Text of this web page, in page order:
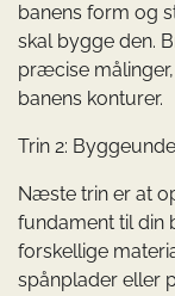
banens form og
skal bygge den.
præcise
banens konturer.
Trin 2:
Næste trin er at
fundament til din
forskellige
spånplader eller